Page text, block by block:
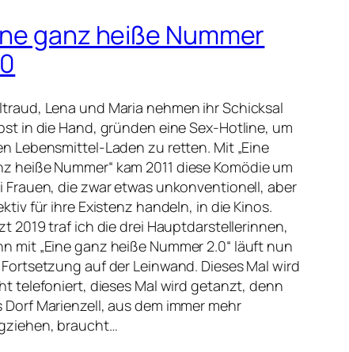
ganz heiße Nummer
Lena und Maria nehmen ihr Schicksal
in die Hand, gründen eine Sex-Hotline, um
Lebensmittel-Laden zu retten. Mit „Eine
heiße Nummer“ kam 2011 diese Komödie um
Frauen, die zwar etwas unkonventionell, aber
für ihre Existenz handeln, in die Kinos.
2019 traf ich die drei Hauptdarstellerinnen,
mit „Eine ganz heiße Nummer 2.0“ läuft nun
auf der Leinwand. Dieses Mal wird
telefoniert, dieses Mal wird getanzt, denn
Dorf Marienzell, aus dem immer mehr
braucht…